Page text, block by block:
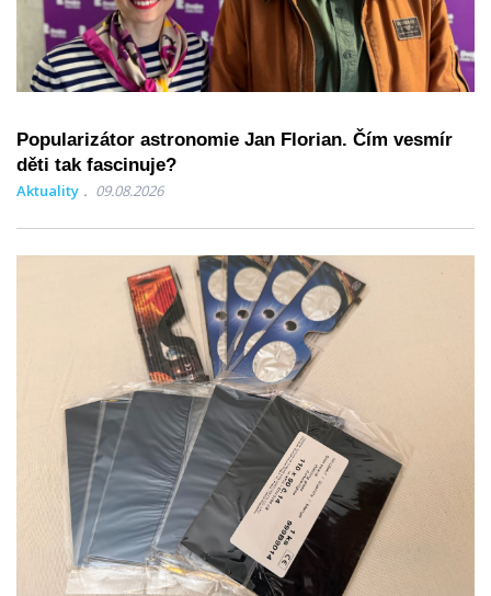
Popularizátor astronomie Jan Florian. Čím vesmír
děti tak fascinuje?
Aktuality 09.08.2026